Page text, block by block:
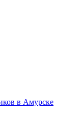
в Амурске